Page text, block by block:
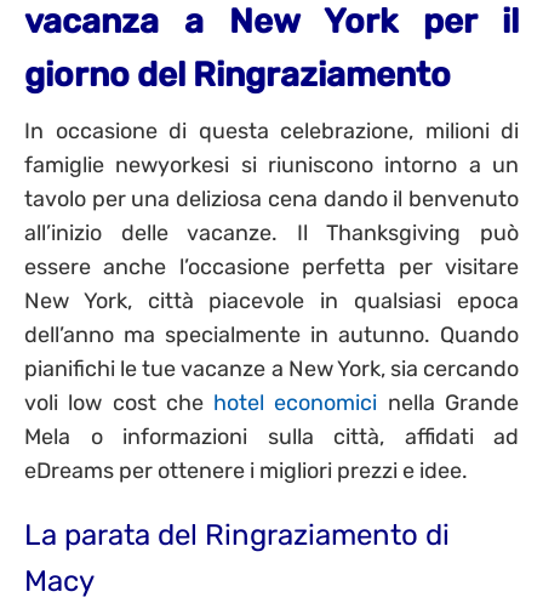
vacanza a New York per il
giorno del Ringraziamento
In occasione di questa celebrazione, milioni di
famiglie newyorkesi si riuniscono intorno a un
tavolo per una deliziosa cena dando il benvenuto
all’inizio delle vacanze. Il Thanksgiving può
essere anche l’occasione perfetta per visitare
New York, città piacevole in qualsiasi epoca
dell’anno ma specialmente in autunno. Quando
pianifichi le tue vacanze a New York, sia cercando
voli low cost che hotel economici nella Grande
Mela o informazioni sulla città, affidati ad
eDreams per ottenere i migliori prezzi e idee.
La parata del Ringraziamento di
Macy